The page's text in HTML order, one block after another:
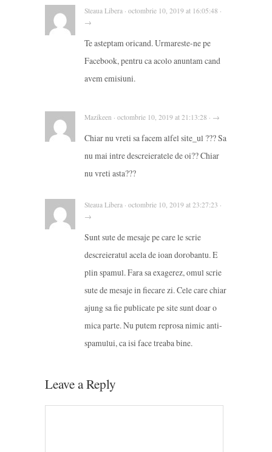
Steaua Libera · octombrie 10, 2019 at 16:05:48 ·
→
Te asteptam oricand. Urmareste-ne pe
Facebook, pentru ca acolo anuntam cand
avem emisiuni.
Mazikeen · octombrie 10, 2019 at 21:13:28 · →
Chiar nu vreti sa facem alfel site_ul ??? Sa
nu mai intre descreieratele de oi?? Chiar
nu vreti asta???
Steaua Libera · octombrie 10, 2019 at 23:27:23 ·
→
Sunt sute de mesaje pe care le scrie
descreieratul acela de ioan dorobantu. E
plin spamul. Fara sa exagerez, omul scrie
sute de mesaje in fiecare zi. Cele care chiar
ajung sa fie publicate pe site sunt doar o
mica parte. Nu putem reprosa nimic anti-
spamului, ca isi face treaba bine.
Leave a Reply